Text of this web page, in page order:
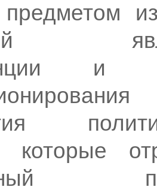
предметом
и
которые